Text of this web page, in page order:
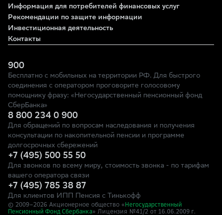
Информация для потребителей финансовых услуг
Рекомендации по защите информации
Инвестиционная деятельность
Контакты
900
Бесплатно с мобильных на территории РФ. Для быстрого
соединения с оператором проговорите голосовому
помощнику фразу: «Негосударственный пенсионный фонд
СберБанка»
8 800 234 0 900
Для обращений по вопросам наследования и получения
консультации по накопительной пенсии и программе
долгосрочных сбережений
+7 (495) 500 55 50
Для звонков по всему миру, стоимость звонка - по тарифам
вашего оператора связи
+7 (495) 785 38 87
Для клиентов ИПП Пенсия с Тинькофф
© 2009–2026 Акционерное общество « Негосударственный
Пенсионный Фонд Сбербанка» Лицензия №41/2 от 16.06.2009 г.